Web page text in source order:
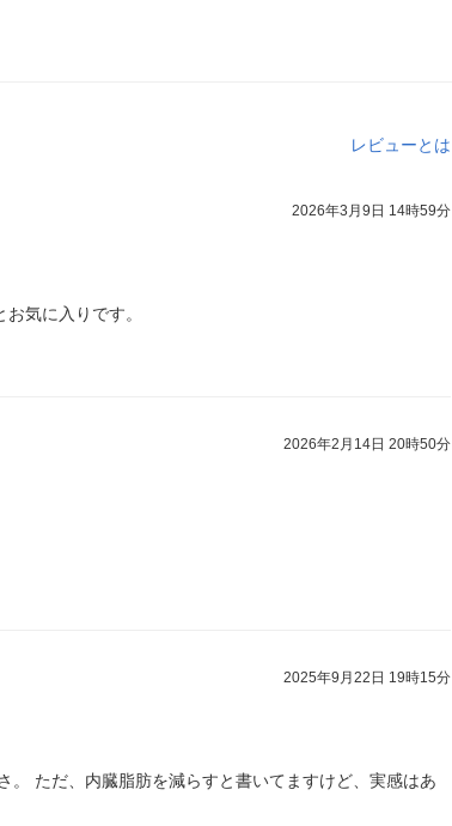
レビューとは
2026年3月9日 14時59分
気に入りです。
2026年2月14日 20時50分
2025年9月22日 19時15分
ただ、内臓脂肪を減らすと書いてますけど、実感はあ